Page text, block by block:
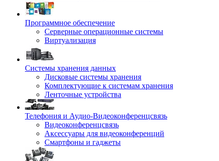
Программное обеспечение
Серверные операционные системы
Виртуализация
Системы хранения данных
Дисковые системы хранения
Комплектующие к системам хранения
Ленточные устройства
Телефония и Аудио-Видеоконференцсвязь
Видеоконференцсвязь
Аксессуары для видеоконференций
Смартфоны и гаджеты